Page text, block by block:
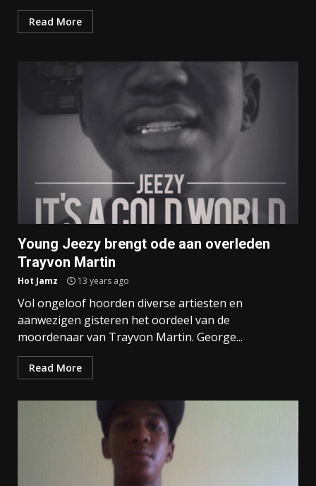
Read More
Young Jeezy brengt ode aan overleden
Trayvon Martin
Hot Jamz 13 years ago
Vol ongeloof hoorden diverse artiesten en
aanwezigen gisteren het oordeel van de
moordenaar van Trayvon Martin. George...
Read More